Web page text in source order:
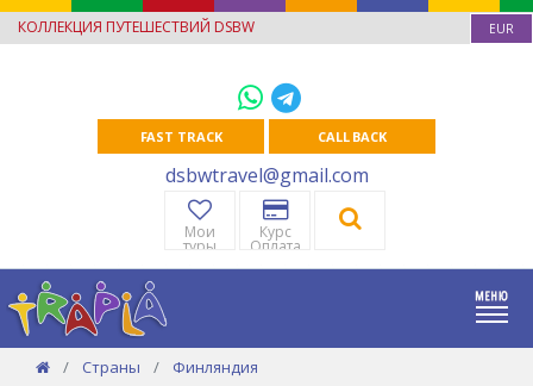
КОЛЛЕКЦИЯ ПУТЕШЕСТВИЙ DSBW EUR
FAST TRACK CALL BACK
dsbwtravel@gmail.com
Мои
туры
Курс
Оплата
Страны
Финляндия